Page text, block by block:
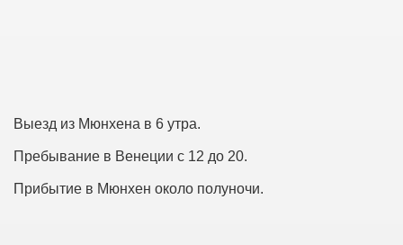
Выезд из Мюнхена в 6 утра.
Пребывание в Венеции с 12 до 20.
Прибытие в Мюнхен около полуночи.